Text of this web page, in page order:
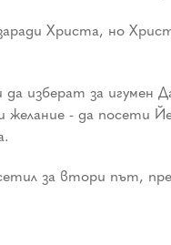
Христа, но
изберат за
- да посети
за втори път,